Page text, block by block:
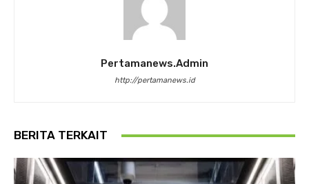
Pertamanews.admin
http://pertamanews.id
BERITA TERKAIT